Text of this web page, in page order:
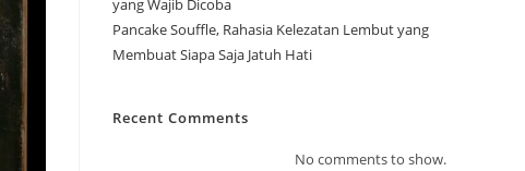
yang Wajib Dicoba
Pancake Souffle, Rahasia Kelezatan Lembut yang
Membuat Siapa Saja Jatuh Hati
Recent Comments
No comments to show.